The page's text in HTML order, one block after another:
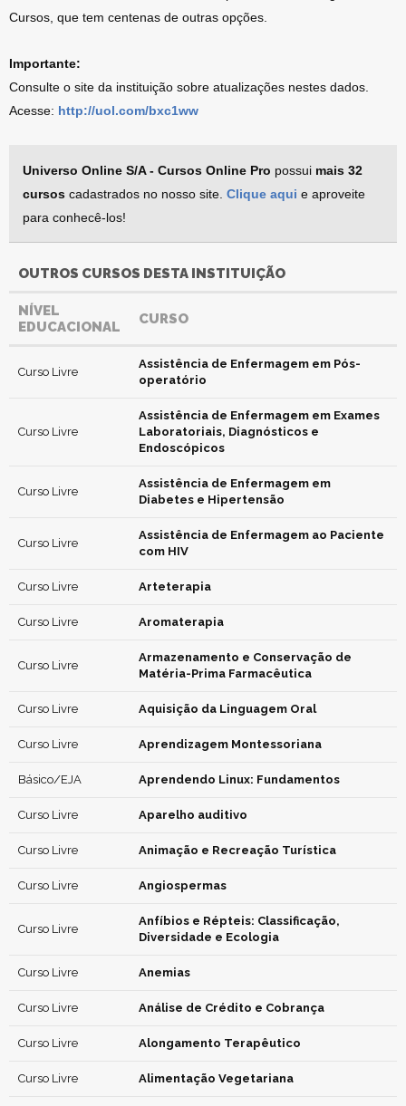
Cursos, que tem centenas de outras opções.
Importante:
Consulte o site da instituição sobre atualizações nestes dados.
Acesse: http://uol.com/bxc1ww
Universo Online S/A - Cursos Online Pro possui mais 32
cursos cadastrados no nosso site. Clique aqui e aproveite
para conhecê-los!
OUTROS CURSOS DESTA INSTITUIÇÃO
NÍVEL
EDUCACIONAL
CURSO
Curso Livre
Assistência de Enfermagem em Pós-
operatório
Curso Livre
Assistência de Enfermagem em Exames
Laboratoriais, Diagnósticos e
Endoscópicos
Curso Livre
Assistência de Enfermagem em
Diabetes e Hipertensão
Curso Livre
Assistência de Enfermagem ao Paciente
com HIV
Curso Livre Arteterapia
Curso Livre Aromaterapia
Curso Livre
Armazenamento e Conservação de
Matéria-Prima Farmacêutica
Curso Livre Aquisição da Linguagem Oral
Curso Livre Aprendizagem Montessoriana
Básico/EJA Aprendendo Linux: Fundamentos
Curso Livre Aparelho auditivo
Curso Livre Animação e Recreação Turística
Curso Livre Angiospermas
Curso Livre
Anfíbios e Répteis: Classificação,
Diversidade e Ecologia
Curso Livre Anemias
Curso Livre Análise de Crédito e Cobrança
Curso Livre Alongamento Terapêutico
Curso Livre Alimentação Vegetariana